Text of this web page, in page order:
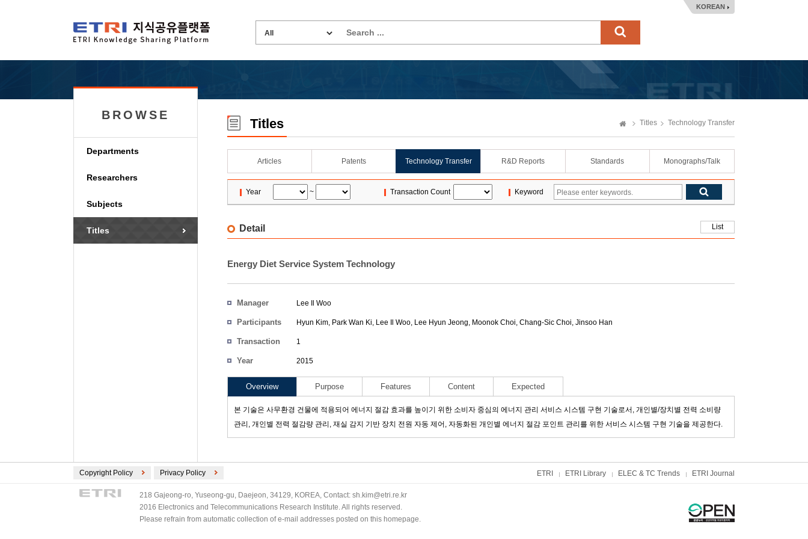
KOREAN
BROWSE
Departments
Researchers
Subjects
Titles
Titles Titles Technology Transfer
Articles Patents Technology Transfer R&D Reports Standards Monographs/Talk
Year ~ Transaction Count Keyword
Detail List
Energy Diet Service System Technology
Manager Lee Il Woo
Participants Hyun Kim, Park Wan Ki, Lee Il Woo, Lee Hyun Jeong, Moonok Choi, Chang-Sic Choi, Jinsoo Han
Transaction
1
Year 2015
Project Code
Overview Purpose Features Content Expected
본 기술은 사무환경 건물에 적용되어 에너지 절감 효과를 높이기 위한 소비자 중심의 에너지 관리 서비스 시스템 구현 기술로서, 개인별/장치별 전력 소비량
관리, 개인별 전력 절감량 관리, 재실 감지 기반 장치 전원 자동 제어, 자동화된 개인별 에너지 절감 포인트 관리를 위한 서비스 시스템 구현 기술을 제공한다.
Copyright Policy Privacy Policy ETRI ETRI Library ELEC & TC Trends ETRI Journal
218 Gajeong-ro, Yuseong-gu, Daejeon, 34129, KOREA, Contact: sh.kim@etri.re.kr
2016 Electronics and Telecommunications Research Institute. All rights reserved.
Please refrain from automatic collection of e-mail addresses posted on this homepage.